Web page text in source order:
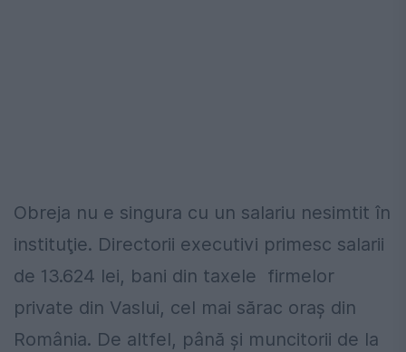
Obreja nu e singura cu un salariu nesimtit în
instituţie. Directorii executivi primesc salarii
de 13.624 lei, bani din taxele firmelor
private din Vaslui, cel mai sărac oraş din
România. De altfel, până şi muncitorii de la